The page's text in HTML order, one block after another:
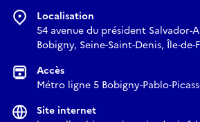
Localisation
54 avenue du président Salvador-
Bobigny, Seine-Saint-Denis, Île-de-
Accès
Métro ligne 5 Bobigny-Pablo-
Site internet